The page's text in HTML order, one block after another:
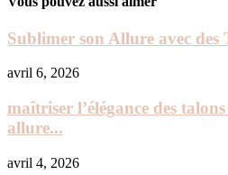
Sublimer son Allure avec des
avril 6, 2026
maîtriser l’élégance des
allure...
avril 4, 2026